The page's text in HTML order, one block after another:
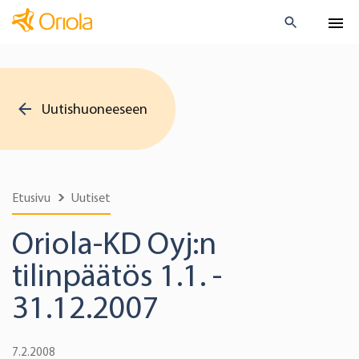
Uutishuoneeseen
Etusivu Uutiset
Oriola-KD Oyj:n
tilinpäätös 1.1. -
31.12.2007
7.2.2008